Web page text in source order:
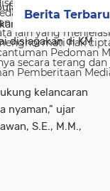
Udara guna
selama masa
disiagakan di KM
kelancaran
nyaman," ujar
S.E., M.M.,
Berita Terbaru